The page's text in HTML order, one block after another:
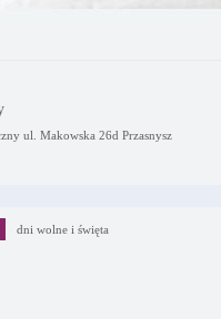
ul. Makowska 26d Przasnysz
dni wolne i święta